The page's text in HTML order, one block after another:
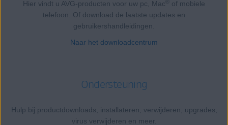
Hier vindt u AVG-producten voor uw pc, Mac ®
of mobiele
telefoon. Of download de laatste updates en
gebruikershandleidingen.
Naar het downloadcentrum
Ondersteuning
Hulp bij productdownloads, installateren, verwijderen, upgrades,
virus verwijderen en meer.